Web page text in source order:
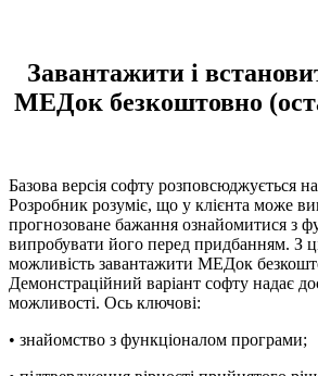
Завантажити і
МЕДок безкоштовно
Базова версія софту розповсюджується
Розробник розуміє, що у клієнта може
прогнозоване бажання ознайомитися з
випробувати його перед придбанням. З
можливість завантажити МЕДок
Демонстраційний варіант софту надає
можливості. Ось ключові:
• знайомство з функціоналом програми;